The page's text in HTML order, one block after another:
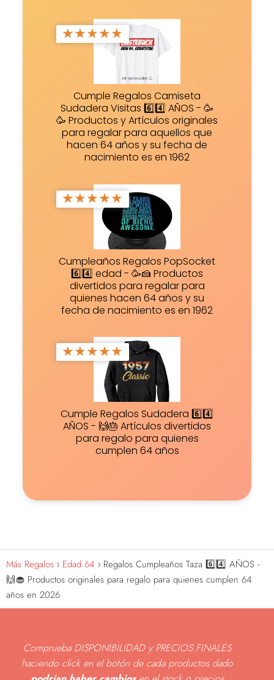
★★★★★
Cumple Regalos Camiseta
Sudadera Visitas 6️⃣4️⃣ AÑOS - 🥳
🥳 Productos y Artículos originales
para regalar para aquellos que
hacen 64 años y su fecha de
nacimiento es en 1962
★★★★★
Cumpleaños Regalos PopSocket
6️⃣4️⃣ edad - 🥳🍰 Productos
divertidos para regalar para
quienes hacen 64 años y su
fecha de nacimiento es en 1962
★★★★★
Cumple Regalos Sudadera 6️⃣4️⃣
AÑOS - 🙌🎂 Artículos divertidos
para regalo para quienes
cumplen 64 años
Más Regalos Edad 64
Regalos Cumpleaños Taza 6️⃣4️⃣ AÑOS -
🙌🧁 Productos originales para regalo para quienes cumplen 64
años en 2026
Comprueba DISPONIBILIDAD y PRECIOS FINALES
haciendo click en el botón de cada productos dado